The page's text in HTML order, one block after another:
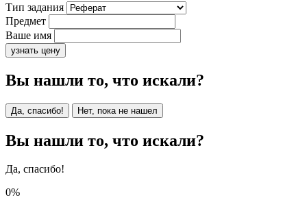
Тип задания
Предмет
Ваше имя
узнать цену
Вы нашли то, что искали?
Да, спасибо! Нет, пока не нашел
Вы нашли то, что искали?
Да, спасибо!
0%